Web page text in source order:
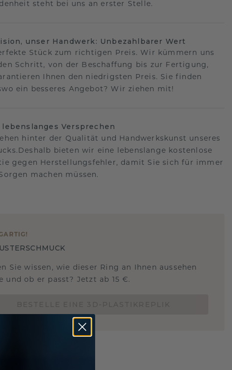
steht bei uns an erster Stelle.
unser Handwerk: Unbezahlbarer Wert
Stück zum richtigen Preis. Wir kümmern uns
Schritt, von der Beschaffung bis zur Fertigung,
Ihnen den niedrigsten Preis. Sie finden
ein besseres Angebot? Wir ziehen mit!
lebenslanges Versprechen
hinter der Qualität und Handwerkskunst unseres
bieten wir eine lebenslange kostenlose
gegen Herstellungsfehler, damit Sie sich für immer
machen müssen.
!
Sie wissen, wie dieser Ring an Ihnen aussehen
und ob er passt? Jetzt ab 15 €.